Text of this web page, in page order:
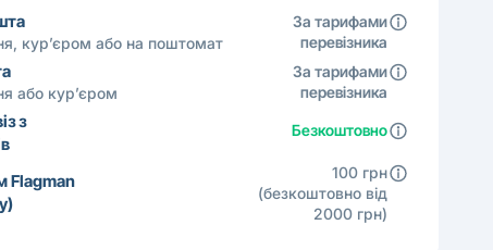
кур’єром або на поштомат
За тарифами
перевізника
або кур’єром
За тарифами
перевізника
з
Безкоштовно
Flagman
100 грн
(безкоштовно від
2000 грн)